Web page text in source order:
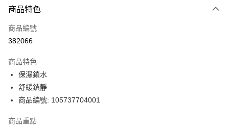
信用卡
Apple Pay
PayMe
WeChat Pay
商品特色
商品編號
382066
商品特色
保濕鎖水
舒緩鎮靜
商品編號: 105737704001
商品重點